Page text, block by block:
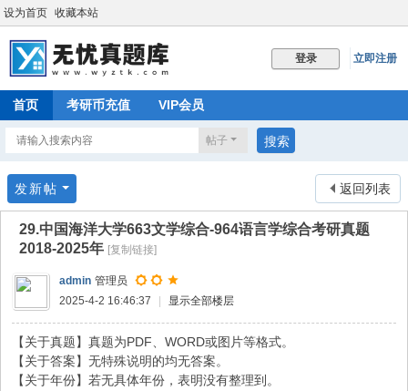
设为首页 收藏本站
登录 立即注册
首页 考研币充值 VIP会员
帖子 搜索
返回列表
发新帖
29.中国海洋大学663文学综合-964语言学综合考研真题
2018-2025年 [复制链接]
admin 管理员
2025-4-2 16:46:37
显示全部楼层
【关于真题】真题为PDF、WORD或图片等格式。
【关于答案】无特殊说明的均无答案。
【关于年份】若无具体年份，表明没有整理到。